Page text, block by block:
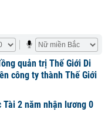
quản trị Thế Giới Di
công ty thành Thế Giới
2 năm nhận lương 0